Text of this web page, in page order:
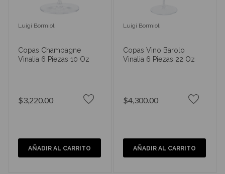
Luigi Bormioli
Copas Champagne
Vinalia 6 Piezas 10 Oz
$3,220.00
AÑADIR AL CARRITO
Luigi Bormioli
Copas Vino Barolo
Vinalia 6 Piezas 22 Oz
$4,300.00
AÑADIR AL CARRITO